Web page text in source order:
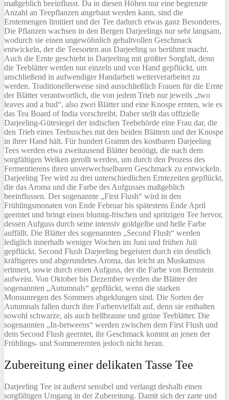
maßgeblich beeinflusst. Da in diesen Höhen nur eine begrenzte
Anzahl an Teepflanzen angebaut werden kann, sind die
Erntemengen limitiert und der Tee dadurch etwas ganz Besonderes.
Die Pflanzen wachsen in den Bergen Darjeelings nur sehr langsam,
wodurch sie einen ungewöhnlich gehaltvollen Geschmack
entwickeln, der die Teesorten aus Darjeeling so berühmt macht.
Auch die Ernte geschieht in Darjeeling mit größter Sorgfalt, denn
die Teeblätter werden nur einzeln und von Hand gepflückt, um
anschließend in aufwendiger Handarbeit weiterverarbeitet zu
werden. Traditionellerweise sind ausschließlich Frauen für die Ernte
der Blätter verantwortlich, die von jedem Trieb nur jeweils „two
leaves and a bud“, also zwei Blätter und eine Knospe ernten, wie es
das Tea Board of India vorschreibt. Daher stellt das offizielle
Darjeeling-Gütesiegel der indischen Teebehörde eine Frau dar, die
den Trieb eines Teebusches mit den beiden Blättern und der Knospe
in ihrer Hand hält. Für hundert Gramm des kostbaren Darjeeling
Tees werden etwa zweitausend Blätter benötigt, die nach dem
sorgfältigen Welken gerollt werden, um durch den Prozess des
Fermentierens ihren unverwechselbaren Geschmack zu entwickeln.
Darjeeling Tee wird zu drei unterschiedlichen Erntezeiten gepflückt,
die das Aroma und die Farbe des Aufgusses maßgeblich
beeinflussen. Der sogenannte „First Flush“ wird in den
Frühlingsmonaten von Ende Februar bis spätestens Ende April
geerntet und bringt einen blumig-frischen und spritzigen Tee hervor,
dessen Aufguss durch seine intensiv goldgelbe und helle Farbe
auffällt. Die Blätter des sogenannten „Second Flush“ werden
lediglich innerhalb weniger Wochen im Juni und frühen Juli
gepflückt. Second Flush Darjeeling begeistert durch ein deutlich
kräftigeres und abgerundetes Aroma, das leicht an Muskatnuss
erinnert, sowie durch einen Aufguss, der die Farbe von Bernstein
aufweist. Von Oktober bis Dezember werden die Blätter der
sogenannten „Autumnals“ gepflückt, wenn die starken
Monsunregen des Sommers abgeklungen sind. Die Sorten der
Autumnals fallen durch ihre Farbenvielfalt auf, denn sie enthalten
sowohl schwarze, als auch hellbraune und grüne Teeblätter. Die
sogenannten „In-betweens“ werden zwischen dem First Flush und
dem Second Flush geerntet, ihr Geschmack kommt an jenen der
Frühlings- und Sommerernten jedoch nicht heran.
Zubereitung einer delikaten Tasse Tee
Darjeeling Tee ist äußerst sensibel und verlangt deshalb einen
sorgfältigen Umgang in der Zubereitung. Damit sich der zarte und